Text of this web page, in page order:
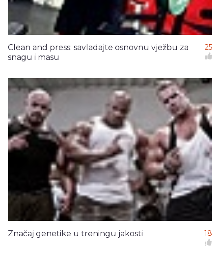
Clean and press: savladajte osnovnu vježbu za
snagu i masu
25
Značaj genetike u treningu jakosti 18